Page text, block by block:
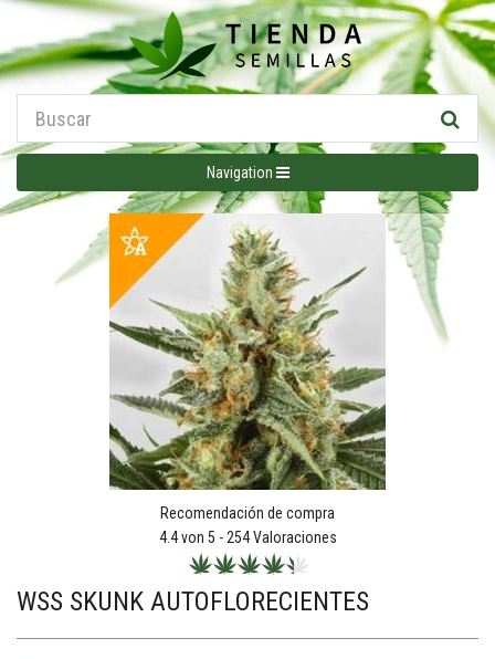
Navigation
Recomendación de compra
4.4von 5 - 254Valoraciones
WSS SKUNK AUTOFLORECIENTES